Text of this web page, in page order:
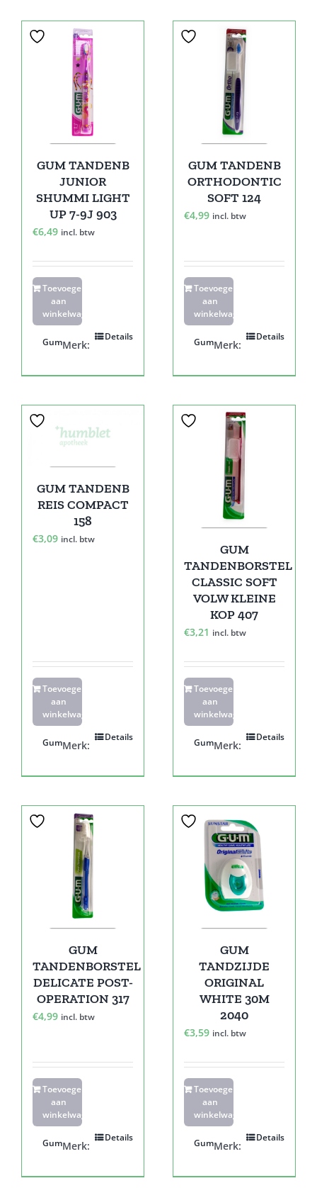
GUM TANDENB
JUNIOR
SHUMMI LIGHT
UP 7-9J 903
€6,49 incl. btw
Toevoegen
aan
winkelwagen
Details
Merk:
Gum
GUM TANDENB
ORTHODONTIC
SOFT 124
€4,99 incl. btw
Toevoegen
aan
winkelwagen
Details
Merk:
Gum
GUM TANDENB
REIS COMPACT
158
€3,09 incl. btw
Toevoegen
aan
winkelwagen
Details
Merk:
Gum
GUM
TANDENBORSTEL
CLASSIC SOFT
VOLW KLEINE
KOP 407
€3,21 incl. btw
Toevoegen
aan
winkelwagen
Details
Merk:
Gum
GUM
TANDENBORSTEL
DELICATE POST-
OPERATION 317
€4,99 incl. btw
Toevoegen
aan
winkelwagen
Details
Merk:
Gum
GUM
TANDZIJDE
ORIGINAL
WHITE 30M
2040
€3,59 incl. btw
Toevoegen
aan
winkelwagen
Details
Merk:
Gum